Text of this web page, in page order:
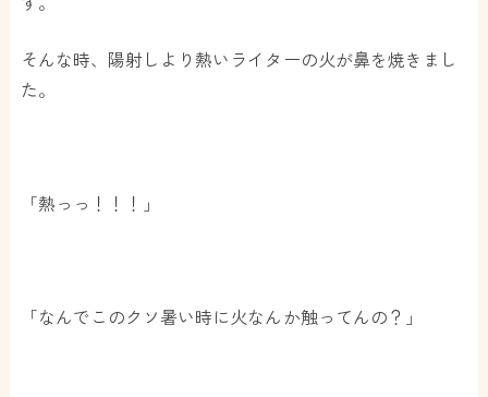
そんな時、陽射しより熱いライターの火が鼻を焼きまし
た。
「熱っっ！！！」
「なんでこのクソ暑い時に火なんか触ってんの？」